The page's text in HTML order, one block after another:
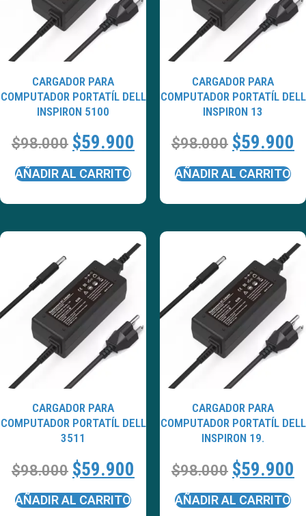
CARGADOR PARA
COMPUTADOR PORTATÍL DELL
INSPIRON 5100
$98.000 $59.900
AÑADIR AL CARRITO
CARGADOR PARA
COMPUTADOR PORTATÍL DELL
INSPIRON 13
$98.000 $59.900
AÑADIR AL CARRITO
CARGADOR PARA
COMPUTADOR PORTATÍL DELL
3511
$98.000 $59.900
AÑADIR AL CARRITO
CARGADOR PARA
COMPUTADOR PORTATÍL DELL
INSPIRON 19.
$98.000 $59.900
AÑADIR AL CARRITO